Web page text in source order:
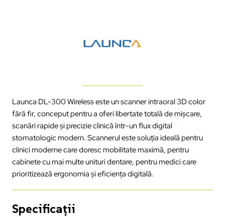
Launca DL-300 Wireless este un scanner intraoral 3D color
fără fir, conceput pentru a oferi libertate totală de mișcare,
scanări rapide și precizie clinică într-un flux digital
stomatologic modern. Scannerul este soluția ideală pentru
clinici moderne care doresc mobilitate maximă, pentru
cabinete cu mai multe unituri dentare, pentru medici care
prioritizează ergonomia și eficiența digitală.
Specificații